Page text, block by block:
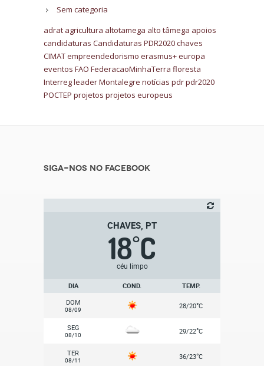
Sem categoria
adrat agricultura altotamega alto tâmega apoios
candidaturas Candidaturas PDR2020chaves
CIMATempreendedorismo erasmus+europa
eventos FAO FederacaoMinhaTerra floresta
InterregleaderMontalegre notícias pdrpdr2020
POCTEP projetos projetos europeus
Siga-nos no Facebook
CHAVES, PT
18°C
céu limpo
DIA COND.
TEMP.
DOM
08/09 28/20°C
SEG
08/10 29/22°C
TER
08/11 36/23°C